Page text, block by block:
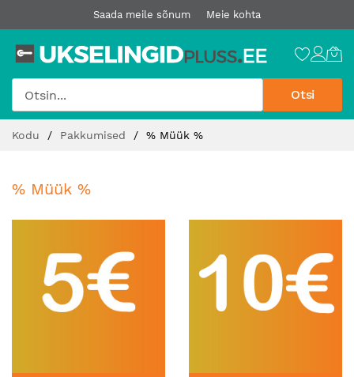
Saada meile sõnum Meie kohta
Otsi
sisu
Kodu Pakkumised % Müük %
% Müük %